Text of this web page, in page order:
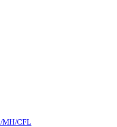
MH/CFL